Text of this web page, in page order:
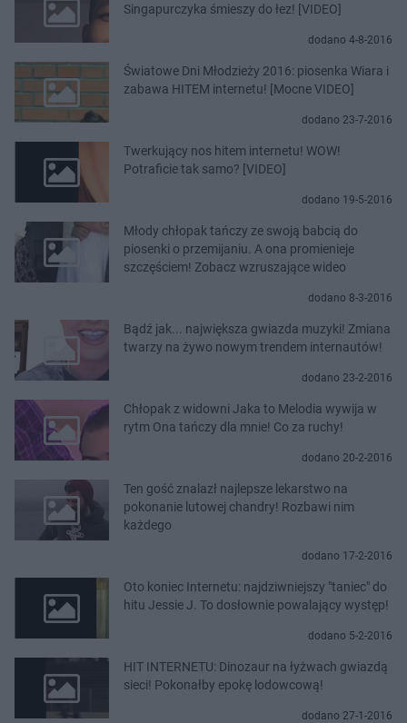
Singapurczyka śmieszy do łez! [VIDEO]
dodano 4-8-2016
Światowe Dni Młodzieży 2016: piosenka Wiara i
zabawa HITEM internetu! [Mocne VIDEO]
dodano 23-7-2016
Twerkujący nos hitem internetu! WOW!
Potraficie tak samo? [VIDEO]
dodano 19-5-2016
Młody chłopak tańczy ze swoją babcią do
piosenki o przemijaniu. A ona promienieje
szczęściem! Zobacz wzruszające wideo
dodano 8-3-2016
Bądź jak... największa gwiazda muzyki! Zmiana
twarzy na żywo nowym trendem internautów!
dodano 23-2-2016
Chłopak z widowni Jaka to Melodia wywija w
rytm Ona tańczy dla mnie! Co za ruchy!
dodano 20-2-2016
Ten gość znalazł najlepsze lekarstwo na
pokonanie lutowej chandry! Rozbawi nim
każdego
dodano 17-2-2016
Oto koniec Internetu: najdziwniejszy "taniec" do
hitu Jessie J. To dosłownie powalający występ!
dodano 5-2-2016
HIT INTERNETU: Dinozaur na łyżwach gwiazdą
sieci! Pokonałby epokę lodowcową!
dodano 27-1-2016